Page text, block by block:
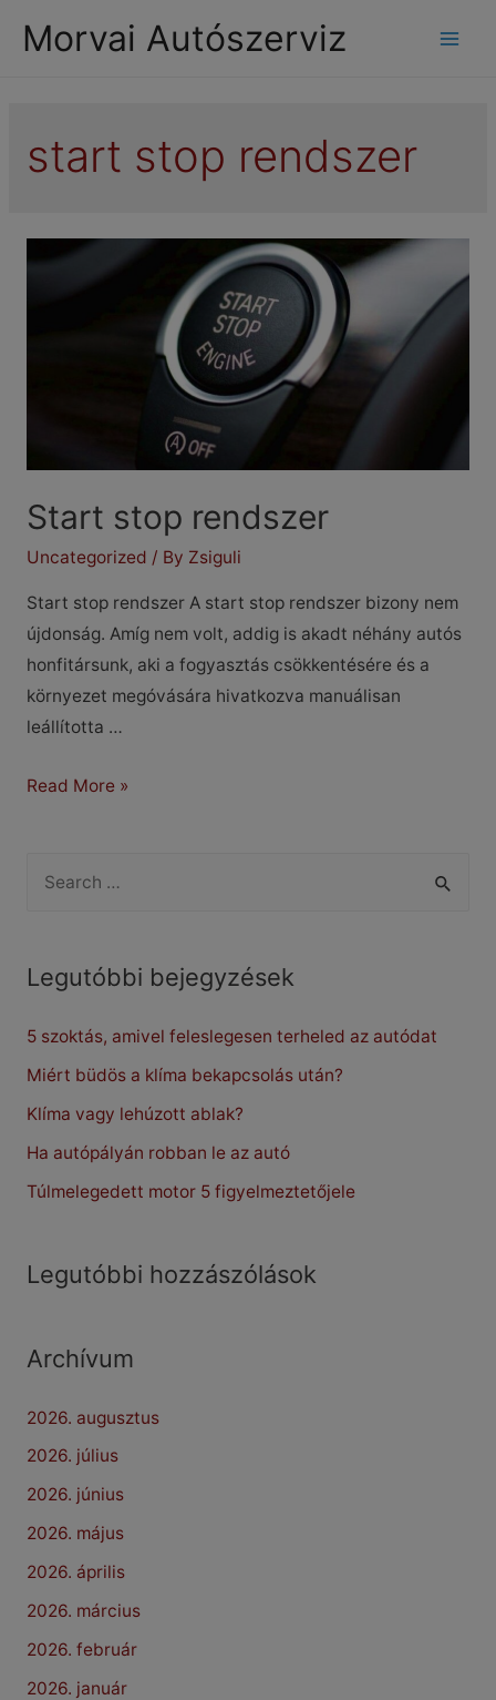
Morvai Autószerviz
start stop rendszer
Start stop rendszer
Uncategorized / By Zsiguli
Start stop rendszer A start stop rendszer bizony nem
újdonság. Amíg nem volt, addig is akadt néhány autós
honfitársunk, aki a fogyasztás csökkentésére és a
környezet megóvására hivatkozva manuálisan
leállította …
Start
Read More »
r
h
f
o
r
Legutóbbi bejegyzések
5 szoktás, amivel feleslegesen terheled az autódat
Miért büdös a klíma bekapcsolás után?
Klíma vagy lehúzott ablak?
Ha autópályán robban le az autó
Túlmelegedett motor 5 figyelmeztetőjele
Legutóbbi hozzászólások
Archívum
2026. augusztus
2026. július
2026. június
2026. május
2026. április
2026. március
2026. február
2026. január